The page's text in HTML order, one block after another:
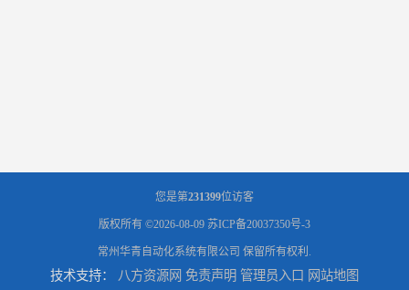
您是第231399位访客
版权所有 ©2026-08-09 苏ICP备20037350号-3
常州华青自动化系统有限公司 保留所有权利.
技术支持： 八方资源网 免责声明 管理员入口 网站地图